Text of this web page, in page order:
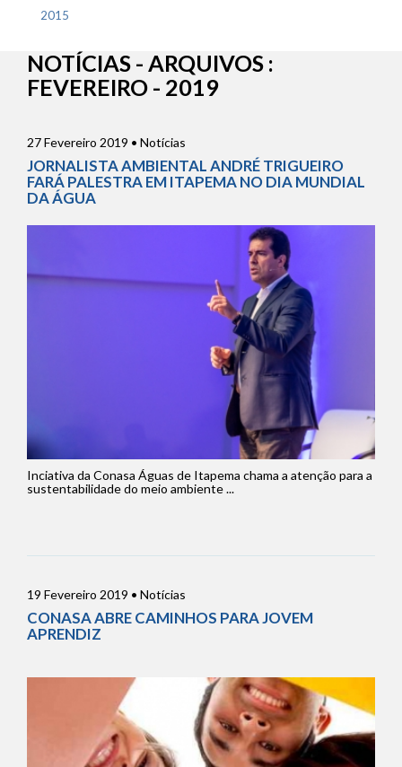
2015
NOTÍCIAS - ARQUIVOS :
FEVEREIRO - 2019
27 Fevereiro 2019 • Notícias
JORNALISTA AMBIENTAL ANDRÉ TRIGUEIRO
FARÁ PALESTRA EM ITAPEMA NO DIA MUNDIAL
DA ÁGUA
Inciativa da Conasa Águas de Itapema chama a atenção para a
sustentabilidade do meio ambiente ...
19 Fevereiro 2019 • Notícias
CONASA ABRE CAMINHOS PARA JOVEM
APRENDIZ